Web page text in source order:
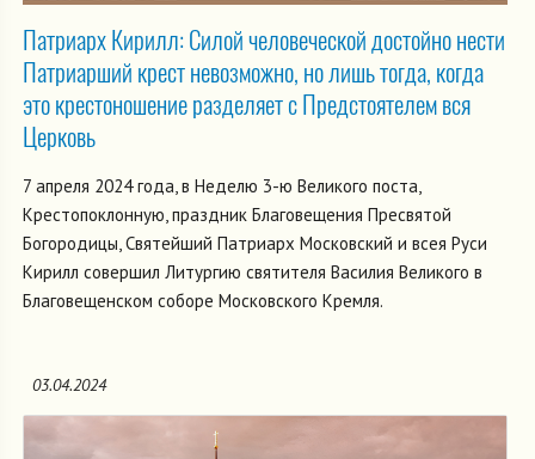
Патриарх Кирилл: Cилой человеческой достойно нести
Патриарший крест невозможно, но лишь тогда, когда
это крестоношение разделяет с Предстоятелем вся
Церковь
7 апреля 2024 года, в Неделю 3-ю Великого поста,
Крестопоклонную, праздник Благовещения Пресвятой
Богородицы, Святейший Патриарх Московский и всея Руси
Кирилл совершил Литургию святителя Василия Великого в
Благовещенском соборе Московского Кремля.
03.04.2024